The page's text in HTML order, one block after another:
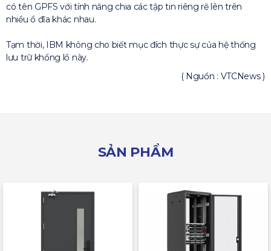
có tên GPFS với tính năng chia các tập tin riêng rẽ lên trên
nhiều ổ đĩa khác nhau.
Tạm thời, IBM không cho biết mục đích thực sự của hệ thống
lưu trữ khổng lồ này.
( Nguồn : VTCNews )
SẢN PHẨM